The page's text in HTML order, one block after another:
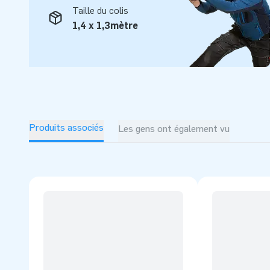
02.070.012.107 (partie 1) + 02.070.012.108 (partie 2) - 3
compléter le parcours d'obstacles de 19m
Taille du colis
1,4 x 1,3mètre
Produits associés Les gens ont également vu